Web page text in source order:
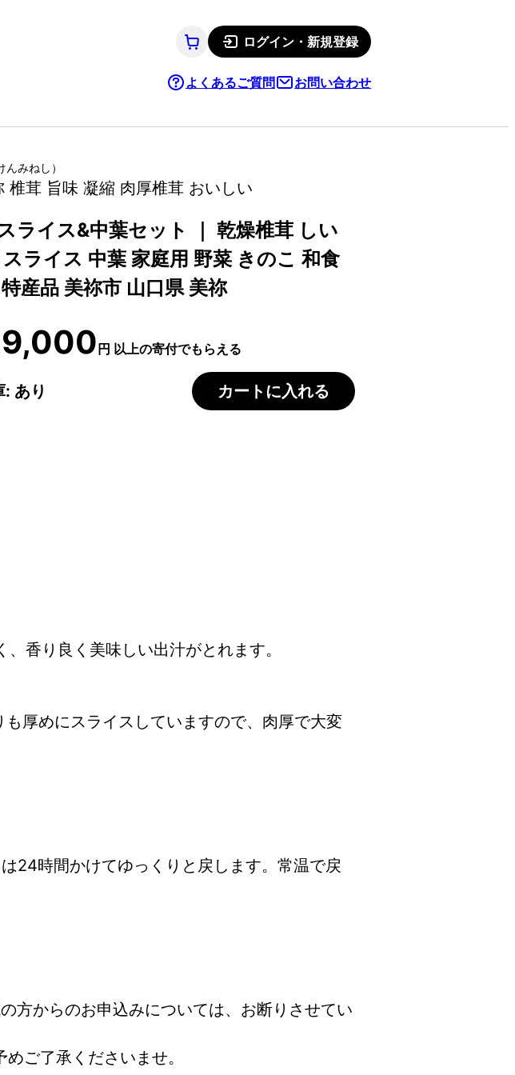
ログイン・新規登録
よくあるご質問 お問い合わせ
んみねし ）
椎茸 旨味 凝縮 肉厚椎茸 おいしい
ライス&中葉セット ｜ 乾燥椎茸 しい
ライス 中葉 家庭用 野菜 きのこ 和食
産品 美祢市 山口県 美祢
円 以上の寄付でもらえる
: あり カートに入れる
香り良く美味しい出汁がとれます。
厚めにスライスしていますので、肉厚で大変
24時間かけてゆっくりと戻します。常温で戻
方からのお申込みについては、お断りさせてい
ご了承くださいませ。